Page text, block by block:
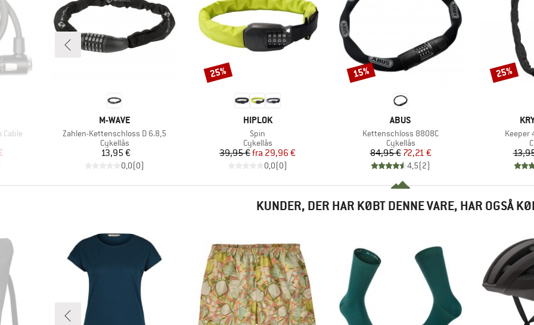
Cable
MÆRKE
M-WAVE
Artikel
Zahlen-Kettenschloss D 6.8,5
Produktgruppe
Cykellås
Pris
13,95 €
0,0(0)
MÆRKE
HIPLOK
Artikel
Spin
Produktgruppe
Cykellås
Pris
39,95 € Nedsat pris
fra 29,96 €
0,0(0)
Rabat
25%
MÆRKE
ABUS
Artikel
Kettenschloss 8808C
Produktgruppe
Cykellås
Pris
84,95 €Nedsat pris
72,21 €
4,5(2)
Rabat
15%
Artikel
Keeper
Rabat
25%
KUNDER, DER HAR KØBT DENNE VARE, HAR OGSÅ